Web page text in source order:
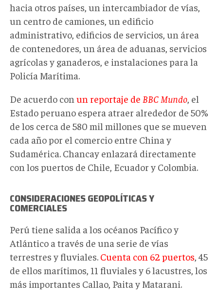
hacia otros países, un intercambiador de vías,
un centro de camiones, un edificio
administrativo, edificios de servicios, un área
de contenedores, un área de aduanas, servicios
agrícolas y ganaderos, e instalaciones para la
Policía Marítima.
De acuerdo con un reportaje de BBC Mundo , el
Estado peruano espera atraer alrededor de 50%
de los cerca de 580 mil millones que se mueven
cada año por el comercio entre China y
Sudamérica. Chancay enlazará directamente
con los puertos de Chile, Ecuador y Colombia.
CONSIDERACIONES GEOPOLÍTICASY
COMERCIALES
Perú tiene salida a los océanos Pacífico y
Atlántico a través de una serie de vías
terrestres y fluviales. Cuenta con 62 puertos , 45
de ellos marítimos, 11 fluviales y 6 lacustres, los
más importantes Callao, Paita y Matarani.